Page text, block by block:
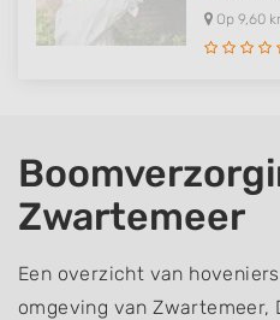
Op 9,60
Zwartemeer
Een overzicht van
omgeving van